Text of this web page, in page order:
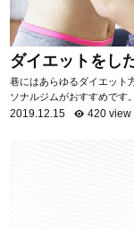
ダイエットをし
め！
巷にはあらゆるダイエット
ソナルジムがおすすめです
を項目ごとに分けて、詳し
2019.12.15 420 view